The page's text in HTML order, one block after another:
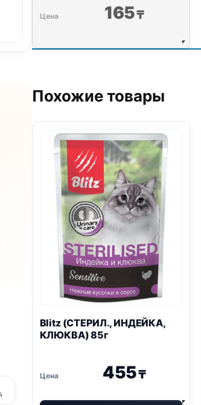
165₸
Похожие товары
Blitz (СТЕРИЛ., ИНДЕЙКА,
КЛЮКВА) 85г
455₸